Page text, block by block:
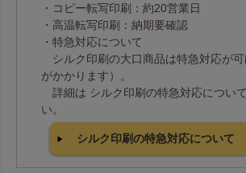
・コピー転写印刷：約20営業日
・高温転写印刷：納期要確認
・特急対応について
シルク印刷の大口商品は特急対応が
がかかります）。
詳細は シルク印刷の特急対応につい
い。
シルク印刷の特急対応について